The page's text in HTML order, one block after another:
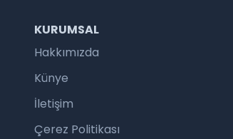
KURUMSAL
Hakkımızda
Künye
İletişim
Çerez Politikası